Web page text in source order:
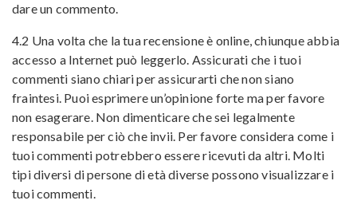
dare un commento.
4.2 Una volta che la tua recensione è online, chiunque abbia
accesso a Internet può leggerlo. Assicurati che i tuoi
commenti siano chiari per assicurarti che non siano
fraintesi. Puoi esprimere un’opinione forte ma per favore
non esagerare. Non dimenticare che sei legalmente
responsabile per ciò che invii. Per favore considera come i
tuoi commenti potrebbero essere ricevuti da altri. Molti
tipi diversi di persone di età diverse possono visualizzare i
tuoi commenti.